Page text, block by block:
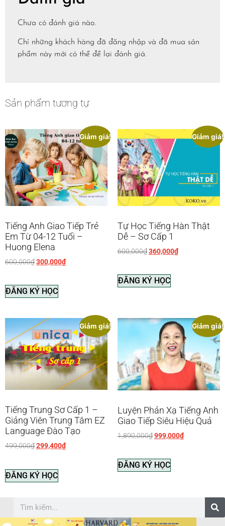
Chưa có đánh giá nào.
Chỉ những khách hàng đã đăng nhập và đã mua sản
phẩm này mới có thể để lại đánh giá.
Sản phẩm tương tự
Giảm giá!
Tiếng Anh Giao Tiếp Trẻ
Em Từ 04-12 Tuổi –
Huong Elena
600,000₫300,000₫
ĐĂNG KÝ HỌC
Giảm giá!
Tự Học Tiếng Hàn Thật
Dễ – Sơ Cấp 1
600,000₫360,000₫
ĐĂNG KÝ HỌC
Giảm giá!
Tiếng Trung Sơ Cấp 1 –
Giảng Viên Trung Tâm EZ
Language Đào Tạo
499,000₫299,400₫
ĐĂNG KÝ HỌC
Giảm giá!
Luyện Phản Xạ Tiếng Anh
Giao Tiếp Siêu Hiệu Quả
1,890,000₫999,000₫
ĐĂNG KÝ HỌC